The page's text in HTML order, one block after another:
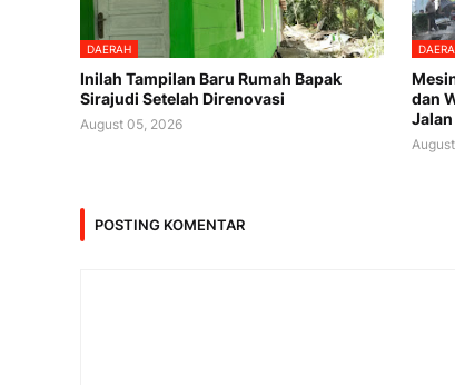
DAERAH
Inilah Tampilan Baru Rumah Bapak
Sirajudi Setelah Direnovasi
August 05, 2026
dan
Jalan
POSTING KOMENTAR